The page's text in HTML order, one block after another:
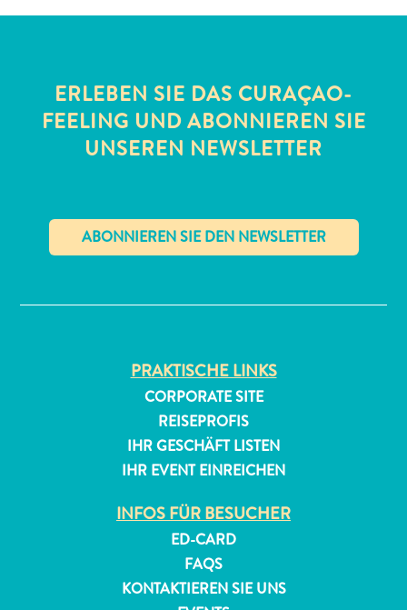
Reiseanforderungen
ERLEBEN SIE DAS CURAÇAO-
FEELING UND ABONNIEREN SIE
UNSEREN NEWSLETTER
PRAKTISCHE LINKS
CORPORATE SITE
REISEPROFIS
IHR GESCHÄFT LISTEN
IHR EVENT EINREICHEN
INFOS FÜR BESUCHER
ED-CARD
FAQS
KONTAKTIEREN SIE UNS